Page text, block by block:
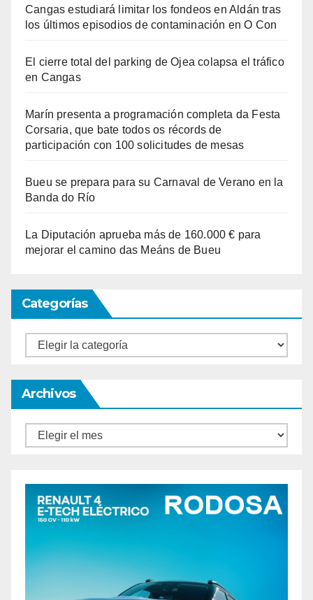
Cangas estudiará limitar los fondeos en Aldán tras
los últimos episodios de contaminación en O Con
El cierre total del parking de Ojea colapsa el tráfico
en Cangas
Marín presenta a programación completa da Festa
Corsaria, que bate todos os récords de
participación con 100 solicitudes de mesas
Bueu se prepara para su Carnaval de Verano en la
Banda do Río
La Diputación aprueba más de 160.000 € para
mejorar el camino das Meáns de Bueu
Categorías
Categorías
Archivos
Archivos